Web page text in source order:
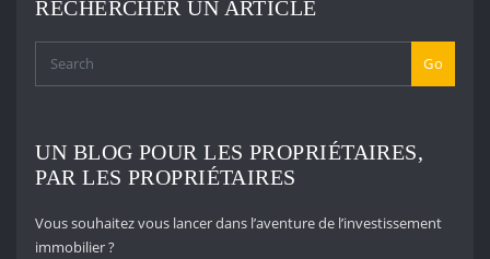
RECHERCHER UN ARTICLE
Go
UN BLOG POUR LES PROPRIÉTAIRES,
PAR LES PROPRIÉTAIRES
Vous souhaitez vous lancer dans l’aventure de l’investissement
immobilier ?